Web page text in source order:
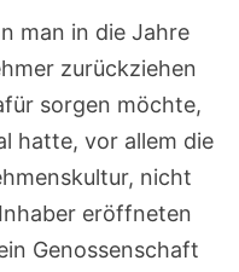
man in die Jahre
zurückziehen
sorgen möchte,
hatte, vor allem die
nicht
eröffneten
Genossenschaft